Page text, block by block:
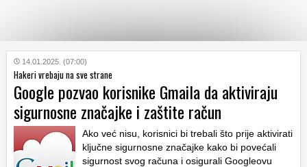
KATEGORIJE
HRVATSKI
WEB
14.01.2025. (07:00)
Hakeri vrebaju na sve strane
Google pozvao korisnike Gmaila da aktiviraju
sigurnosne značajke i zaštite račun
Ako već nisu, korisnici bi trebali što prije aktivirati
ključne sigurnosne značajke kako bi povećali
sigurnost svog računa i osigurali Googleovu